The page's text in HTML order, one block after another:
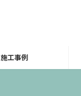
施工事例